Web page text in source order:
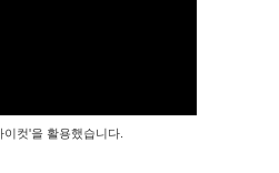
컷'을 활용했습니다.